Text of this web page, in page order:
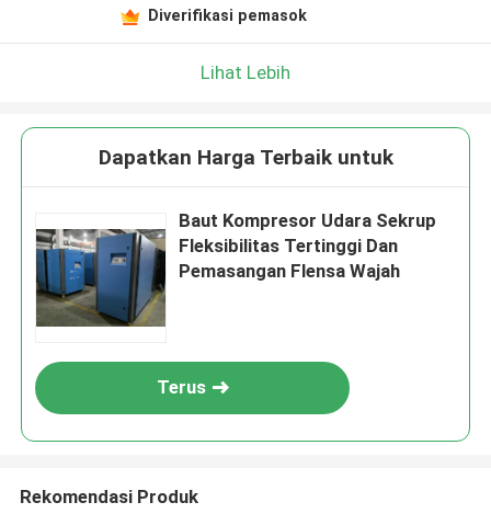
Diverifikasi pemasok
Lihat Lebih
Dapatkan Harga Terbaik untuk
Baut Kompresor Udara Sekrup
Fleksibilitas Tertinggi Dan
Pemasangan Flensa Wajah
Terus
Rekomendasi Produk